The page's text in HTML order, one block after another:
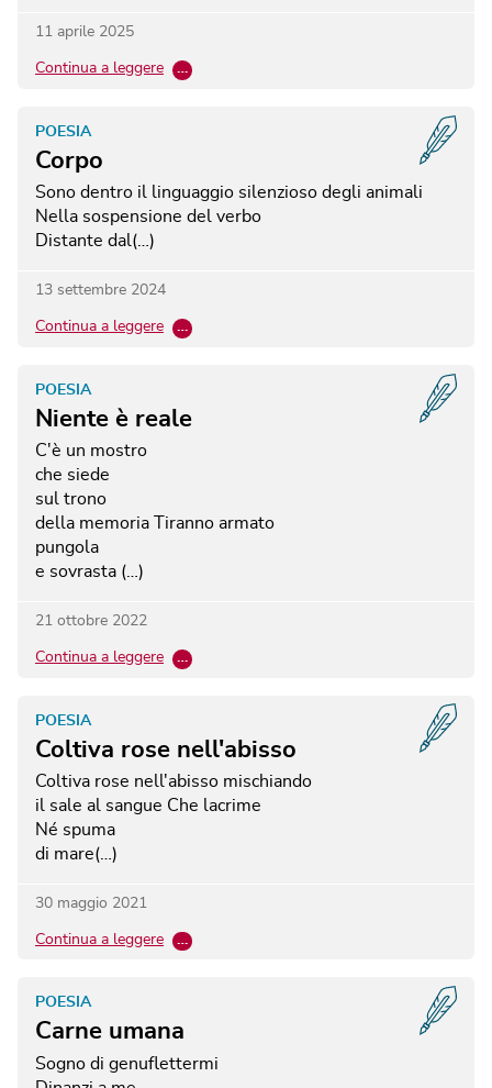
11 aprile 2025
Continua a leggere …
Corpo
POESIA
Sono dentro il linguaggio silenzioso degli animali
Nella sospensione del verbo
Distante dal(…)
13 settembre 2024
Continua a leggere …
Niente è reale
POESIA
C'è un mostro
che siede
sul trono
della memoria
Tiranno armato
pungola
e sovrasta (…)
21 ottobre 2022
Continua a leggere …
Coltiva rose nell'abisso
POESIA
Coltiva rose nell'abisso mischiando
il sale al sangue Che lacrime
Né spuma
di mare(…)
30 maggio 2021
Continua a leggere …
Carne umana
POESIA
Sogno di genuflettermi